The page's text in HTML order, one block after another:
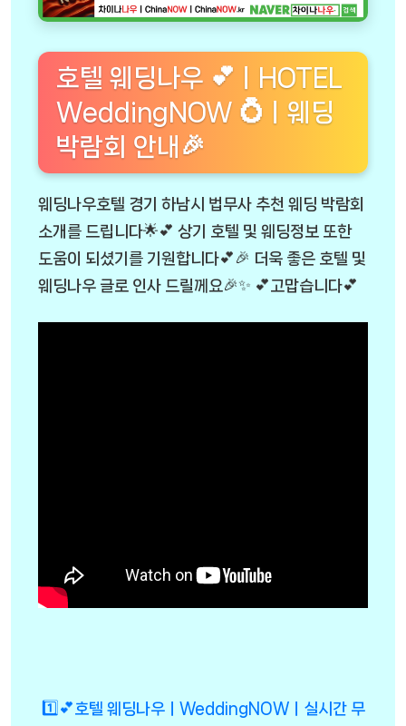
호텔 웨딩나우 💕ㅣHOTEL
WeddingNOW 💍ㅣ웨딩
박람회 안내🎉
웨딩나우호텔 경기 하남시 법무사 추천 웨딩 박람회
소개를 드립니다🌟💕 상기 호텔 및 웨딩정보 또한
도움이 되셨기를 기원합니다💕🎉 더욱 좋은 호텔 및
웨딩나우 글로 인사 드릴께요🎉✨ 💕고맙습니다💕
1️⃣💕호텔 웨딩나우ㅣWeddingNOWㅣ실시간 무